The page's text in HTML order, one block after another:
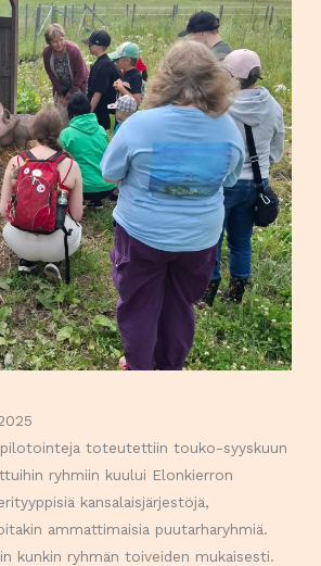
toteutettiin touko-syyskuun
ryhmiin kuului Elonkierron
kansalaisjärjestöjä,
ammattimaisia puutarharyhmiä.
kunkin ryhmän toiveiden mukaisesti.